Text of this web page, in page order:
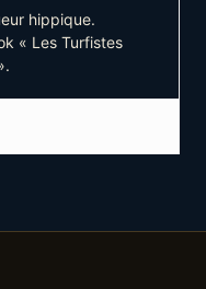
hippique.
« Les Turfistes